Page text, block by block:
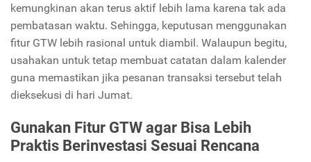
kemungkinan akan terus aktif lebih lama karena tak ada
pembatasan waktu. Sehingga, keputusan menggunakan
fitur GTW lebih rasional untuk diambil. Walaupun begitu,
usahakan untuk tetap membuat catatan dalam kalender
guna memastikan jika pesanan transaksi tersebut telah
dieksekusi di hari Jumat.
Gunakan Fitur GTW agar Bisa Lebih
Praktis Berinvestasi Sesuai Rencana